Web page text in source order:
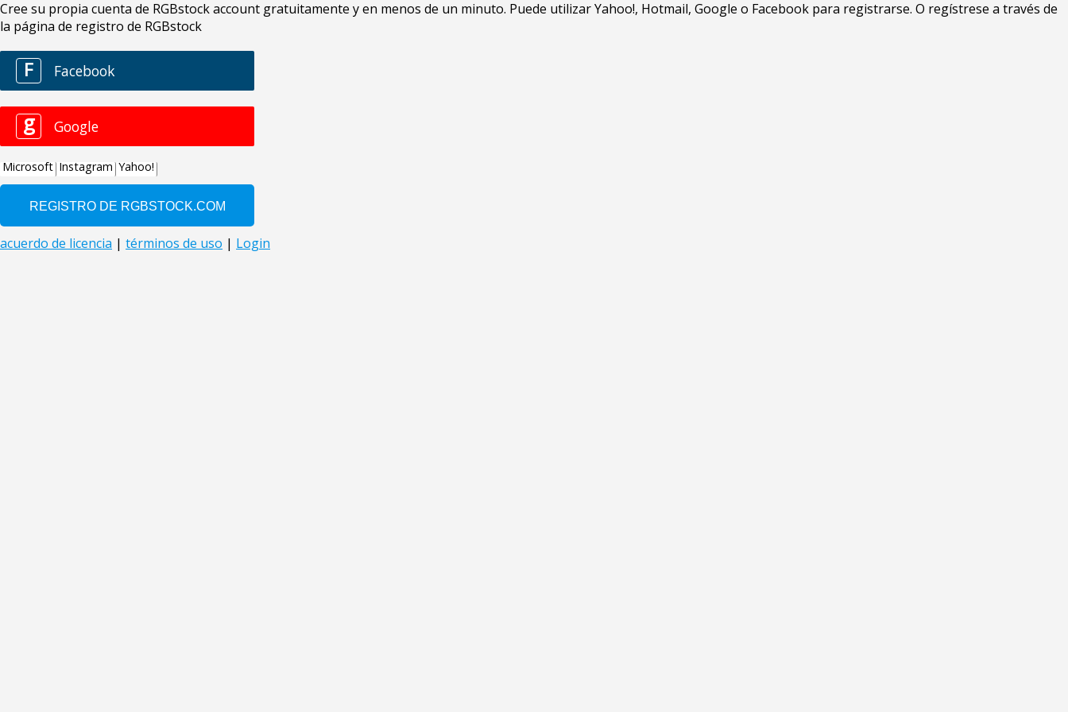
Cree su propia cuenta de RGBstock account gratuitamente y en menos de un minuto. Puede utilizar Yahoo!, Hotmail, Google o Facebook para registrarse. O regístrese a través de
la página de registro de RGBstock
F Facebook
g Google
Microsoft Instagram Yahoo!
acuerdo de licencia | términos de uso | Login